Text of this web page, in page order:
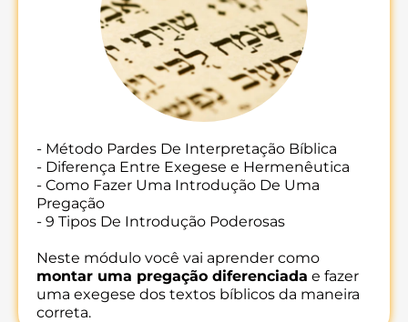
- Método Pardes De Interpretação Bíblica
- Diferença Entre Exegese e Hermenêutica
- Como Fazer Uma Introdução De Uma
Pregação
- 9 Tipos De Introdução Poderosas
Neste módulo você vai aprender como
montar uma pregação diferenciada e fazer
uma exegese dos textos bíblicos da maneira
correta.